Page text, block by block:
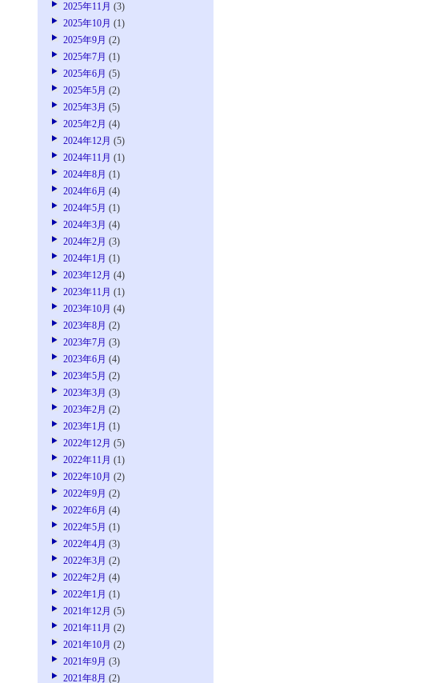
2025年11月 (3)
2025年10月 (1)
2025年9月 (2)
2025年7月 (1)
2025年6月 (5)
2025年5月 (2)
2025年3月 (5)
2025年2月 (4)
2024年12月 (5)
2024年11月 (1)
2024年8月 (1)
2024年6月 (4)
2024年5月 (1)
2024年3月 (4)
2024年2月 (3)
2024年1月 (1)
2023年12月 (4)
2023年11月 (1)
2023年10月 (4)
2023年8月 (2)
2023年7月 (3)
2023年6月 (4)
2023年5月 (2)
2023年3月 (3)
2023年2月 (2)
2023年1月 (1)
2022年12月 (5)
2022年11月 (1)
2022年10月 (2)
2022年9月 (2)
2022年6月 (4)
2022年5月 (1)
2022年4月 (3)
2022年3月 (2)
2022年2月 (4)
2022年1月 (1)
2021年12月 (5)
2021年11月 (2)
2021年10月 (2)
2021年9月 (3)
2021年8月 (2)